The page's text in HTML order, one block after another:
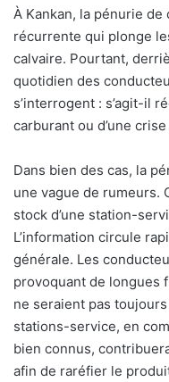
À Kankan, la pénurie
récurrente qui plonge
calvaire. Pourtant,
quotidien des
s’interrogent : s’agit-il
carburant ou d’une
Dans bien des cas, la
une vague de rumeurs.
stock d’une station-
L’information circule
générale. Les
provoquant de longues
ne seraient pas
stations-service, en
bien connus,
afin de raréfier le